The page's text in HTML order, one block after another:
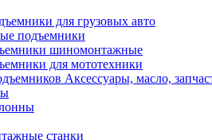
для грузовых авто
подъемники
шиномонтажные
для мототехники
Аксессуары, масло,
станки